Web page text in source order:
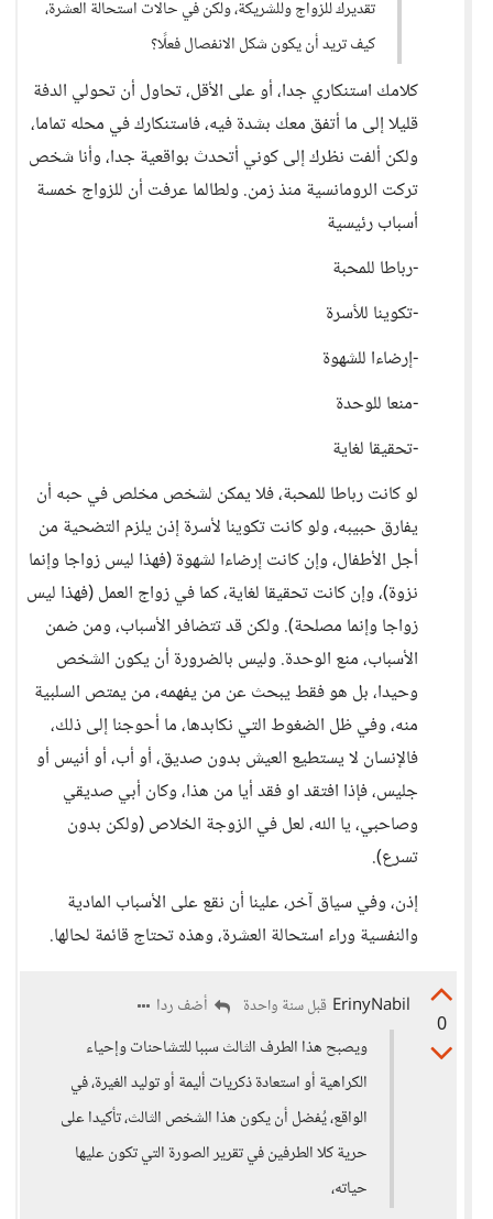
تقديرك للزواج وللشريكة، ولكن في حالات استحالة العشرة،
كيف تريد أن يكون شكل الانفصال فعلًا؟
كلامك استنكاري جدا، أو على الأقل، تحاول أن تحولي الدفة
قليلا إلى ما أتفق معك بشدة فيه، فاستنكارك في محله تماما،
ولكن ألفت نظرك إلى كوني أتحدث بواقعية جدا، وأنا شخص
تركت الرومانسية منذ زمن. ولطالما عرفت أن للزواج خمسة
أسباب رئيسية
-رباطا للمحبة
-تكوينا للأسرة
-إرضاءا للشهوة
-منعا للوحدة
-تحقيقا لغاية
لو كانت رباطا للمحبة، فلا يمكن لشخص مخلص في حبه أن
يفارق حبيبه، ولو كانت تكوينا لأسرة إذن يلزم التضحية من
أجل الأطفال، وإن كانت إرضاءا لشهوة (فهذا ليس زواجا وإنما
نزوة)، وإن كانت تحقيقا لغاية، كما في زواج العمل (فهذا ليس
زواجا وإنما مصلحة). ولكن قد تتضافر الأسباب، ومن ضمن
الأسباب، منع الوحدة. وليس بالضرورة أن يكون الشخص
وحيدا، بل هو فقط يبحث عن من يفهمه، من يمتص السلبية
منه، وفي ظل الضغوط التي نكابدها، ما أحوجنا إلى ذلك،
فالإنسان لا يستطيع العيش بدون صديق، أو أب، أو أنيس أو
جليس، فإذا افتقد او فقد أيا من هذا، وكان أبي صديقي
وصاحبي، يا الله، لعل في الزوجة الخلاص (ولكن بدون
تسرع).
إذن، وفي سياق آخر، علينا أن نقع على الأسباب المادية
والنفسية وراء استحالة العشرة، وهذه تحتاج قائمة لحالها.
0
ErinyNabil قبل سنة واحدة
أضف ردا
ويصبح هذا الطرف الثالث سببا للتشاحنات وإحياء
الكراهية أو استعادة ذكريات أليمة أو توليد الغيرة، في
الواقع، يُفضل أن يكون هذا الشخص الثالث، تأكيدا على
حرية كلا الطرفين في تقرير الصورة التي تكون عليها
حياته،